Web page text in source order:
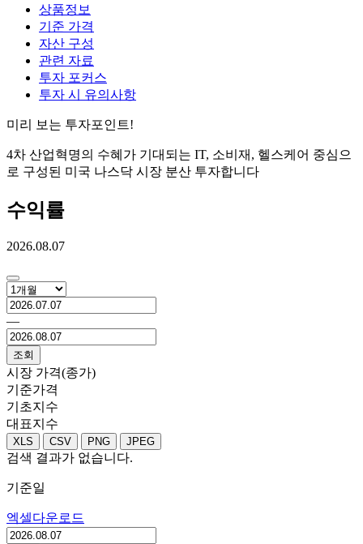
상품정보
기준 가격
자산 구성
관련 자료
투자 포커스
투자 시 유의사항
미리 보는 투자포인트!
4차 산업혁명의 수혜가 기대되는 IT, 소비재, 헬스케어 중심으
로 구성된 미국 나스닥 시장 분산 투자합니다
수익률
2026.08.07
―
조회
시장 가격(종가)
기준가격
기초지수
대표지수
XLS CSV PNG JPEG
검색 결과가 없습니다.
기준일
엑셀다운로드